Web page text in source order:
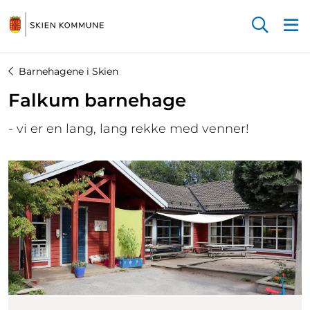
Barnehagene i Skien
Falkum barnehage
- vi er en lang, lang rekke med venner!